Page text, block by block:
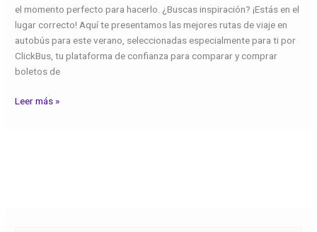
el momento perfecto para hacerlo. ¿Buscas inspiración? ¡Estás en el
lugar correcto! Aquí te presentamos las mejores rutas de viaje en
autobús para este verano, seleccionadas especialmente para ti por
ClickBus, tu plataforma de confianza para comparar y comprar
boletos de
Leer más »